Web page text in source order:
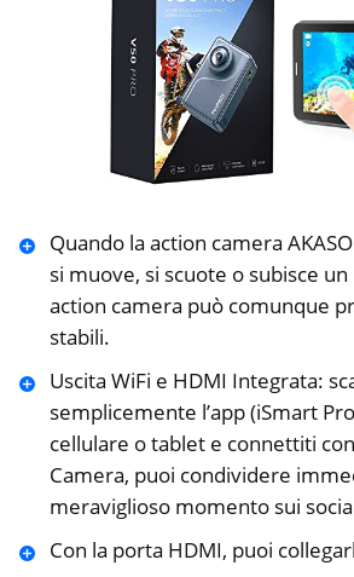
Quando la action camera
si muove, si scuote o subisce
action camera può comunque
stabili.
Uscita WiFi e HDMI Integrata:
semplicemente l’app (iSmart
cellulare o tablet e connettiti
Camera, puoi condividere
meraviglioso momento sui
Con la porta HDMI, puoi